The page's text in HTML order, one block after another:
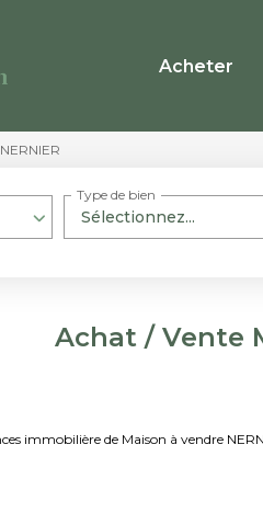
Acheter
NERNIER
Sélectionnez...
Type de bien
Achat / Vente
immobilière de Maison à vendre